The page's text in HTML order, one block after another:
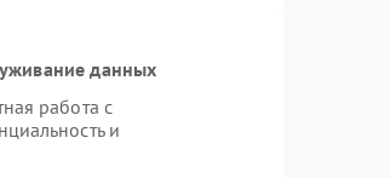
данных
работа с
и